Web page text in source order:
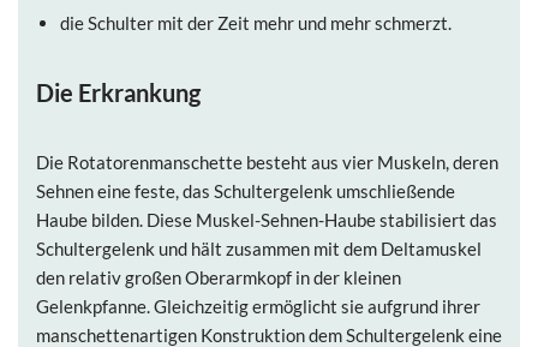
die Schulter mit der Zeit mehr und mehr schmerzt.
Die Erkrankung
Die Rotatorenmanschette besteht aus vier Muskeln, deren
Sehnen eine feste, das Schultergelenk umschließende
Haube bilden. Diese Muskel-Sehnen-Haube stabilisiert das
Schultergelenk und hält zusammen mit dem Deltamuskel
den relativ großen Oberarmkopf in der kleinen
Gelenkpfanne. Gleichzeitig ermöglicht sie aufgrund ihrer
manschettenartigen Konstruktion dem Schultergelenk eine